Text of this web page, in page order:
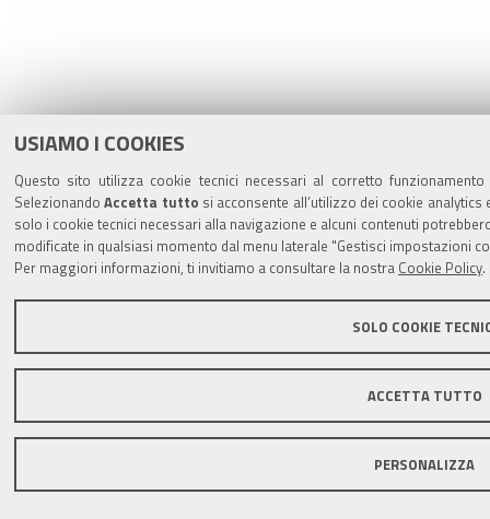
USIAMO I COOKIES
Questo sito utilizza cookie tecnici necessari al corretto
SelezionandoAccetta tutto si acconsente all’utilizzo dei cookie
solo i cookie tecnici necessari alla navigazione e alcuni contenuti
modificate in qualsiasi momento dal menu laterale "Gestisci impostazioni
Per maggiori informazioni, ti invitiamo a consultare la nostra Cookie Policy.
SOLO COOKIE
ACCETTA TUTTO
PERSONALIZZA